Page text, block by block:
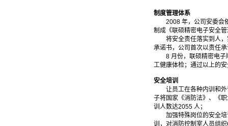
制度管理体系
2008 年，公司安委会依
制成《联硕精密电子安全
将安全责任落实到人，
承诺书，公司首次以责任
8 月份，联硕精密电子顺
工健康体检；通过以上的
安全培训
让员工在各种内训和外
子将国家《消防法》、《
训人数达2055 人；
加强特殊岗位的安全培
训，对消防控制室人员组